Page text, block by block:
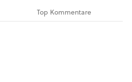
Top Kommentare